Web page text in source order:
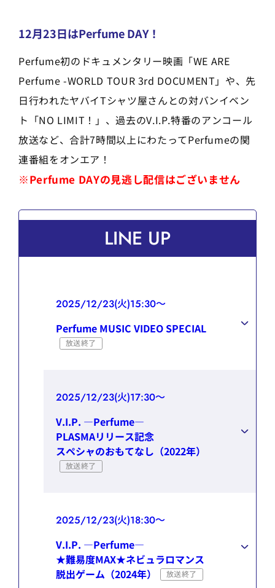
12月23日はPerfume DAY！
Perfume初のドキュメンタリー映画「WE ARE
Perfume -WORLD TOUR 3rd DOCUMENT」や、先
日行われたヤバイTシャツ屋さんとの対バンイベン
ト「NO LIMIT！」、過去のV.I.P.特番のアンコール
放送など、合計7時間以上にわたってPerfumeの関
連番組をオンエア！
※Perfume DAYの見逃し配信はございません
LINE UP
2025/12/23(火)15:30～
Perfume MUSIC VIDEO SPECIAL
放送終了
2025/12/23(火)17:30～
V.I.P. ―Perfume―
PLASMAリリース記念
スペシャのおもてなし（2022年）
放送終了
2025/12/23(火)18:30～
V.I.P. ―Perfume―
★難易度MAX★ネビュラロマンス
脱出ゲーム（2024年）
放送終了